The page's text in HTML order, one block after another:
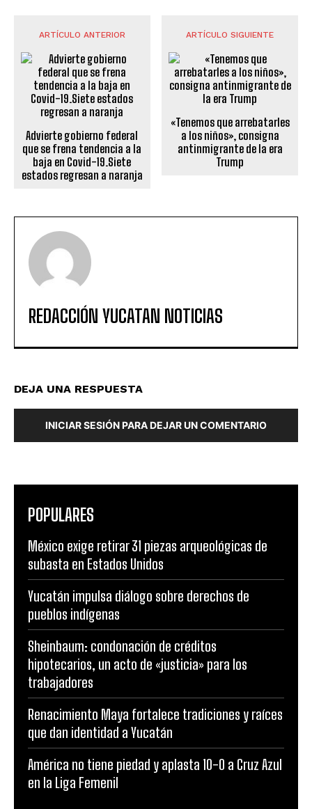
ARTÍCULO ANTERIOR
Advierte gobierno federal
que se frena tendencia a la
baja en Covid-19.Siete
estados regresan a naranja
ARTÍCULO SIGUIENTE
«Tenemos que arrebatarles
a los niños», consigna
antinmigrante de la era
Trump
REDACCIÓN YUCATAN NOTICIAS
DEJA UNA RESPUESTA
INICIAR SESIÓN PARA DEJAR UN COMENTARIO
POPULARES
México exige retirar 31 piezas arqueológicas de
subasta en Estados Unidos
Yucatán impulsa diálogo sobre derechos de
pueblos indígenas
Sheinbaum: condonación de créditos
hipotecarios, un acto de «justicia» para los
trabajadores
Renacimiento Maya fortalece tradiciones y raíces
que dan identidad a Yucatán
América no tiene piedad y aplasta 10-0 a Cruz Azul
en la Liga Femenil